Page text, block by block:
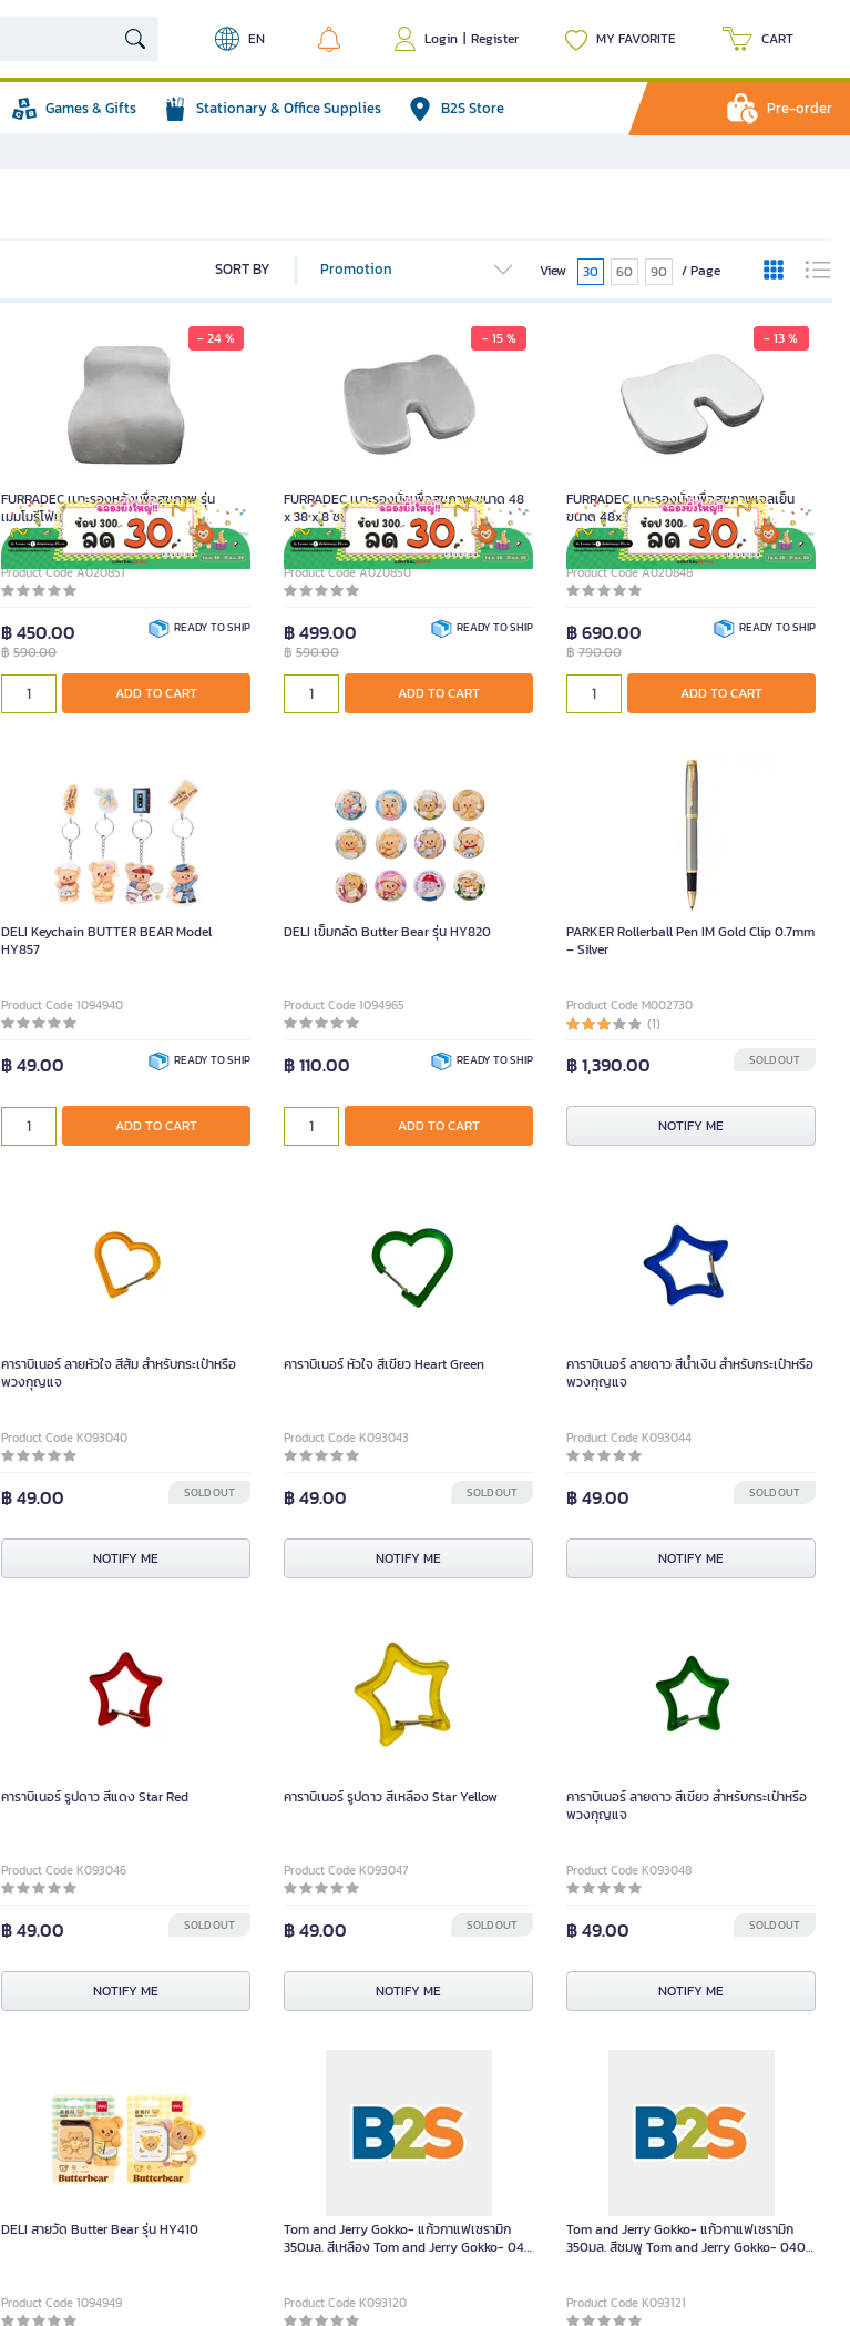
EN Login | Register MY FAVORITE CART
Games & Gifts Stationary & Office Supplies B2S Store Pre-order
SORT BY Promotion View 30 60 90 / Page
- 24 %
FURRADEC เบาะรองหลังเพื่อสุขภาพ รุ่น
เมมโมรีโฟม
Product Code A020851
฿ 450.00
฿590.00
READY TO SHIP
ADD TO CART
- 15 %
FURRADEC เบาะรองนั่งเพื่อสุขภาพ ขนาด 48
x 38 x 8 ซม.
Product Code A020850
฿ 499.00
฿590.00
READY TO SHIP
ADD TO CART
- 13 %
FURRADEC เบาะรองนั่งเพื่อสุขภาพเจลเย็น
ขนาด 48x38x6.35 ซม.
Product Code A020848
฿ 690.00
฿790.00
READY TO SHIP
ADD TO CART
DELI Keychain BUTTER BEAR Model
HY857
Product Code 1094940
฿ 49.00 READY TO SHIP
ADD TO CART
DELI เข็มกลัด Butter Bear รุ่น HY820
Product Code 1094965
฿ 110.00 READY TO SHIP
ADD TO CART
PARKER Rollerball Pen IM Gold Clip 0.7mm
– Silver
Product Code M002730
(1)
฿ 1,390.00 SOLD OUT
NOTIFY ME
คาราบิเนอร์ ลายหัวใจ สีส้ม สำหรับกระเป๋าหรือ
พวงกุญแจ
Product Code K093040
฿ 49.00 SOLD OUT
NOTIFY ME
คาราบิเนอร์ หัวใจ สีเขียว Heart Green
Product Code K093043
฿ 49.00 SOLD OUT
NOTIFY ME
คาราบิเนอร์ ลายดาว สีน้ำเงิน สำหรับกระเป๋าหรือ
พวงกุญแจ
Product Code K093044
฿ 49.00 SOLD OUT
NOTIFY ME
คาราบิเนอร์ รูปดาว สีแดง Star Red
Product Code K093046
฿ 49.00 SOLD OUT
NOTIFY ME
คาราบิเนอร์ รูปดาว สีเหลือง Star Yellow
Product Code K093047
฿ 49.00 SOLD OUT
NOTIFY ME
คาราบิเนอร์ ลายดาว สีเขียว สำหรับกระเป๋าหรือ
พวงกุญแจ
Product Code K093048
฿ 49.00 SOLD OUT
NOTIFY ME
DELI สายวัด Butter Bear รุ่น HY410
Product Code 1094949
Tom and Jerry Gokko- แก้วกาแฟเซรามิก
350มล. สีเหลือง Tom and Jerry Gokko- 04
Product Code K093120
Tom and Jerry Gokko- แก้วกาแฟเซรามิก
350มล. สีชมพู Tom and Jerry Gokko- 0404
Product Code K093121